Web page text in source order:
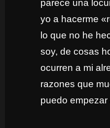
parece una
yo a hacerme
lo que no he
soy, de cosas
ocurren a mi
razones que
puedo